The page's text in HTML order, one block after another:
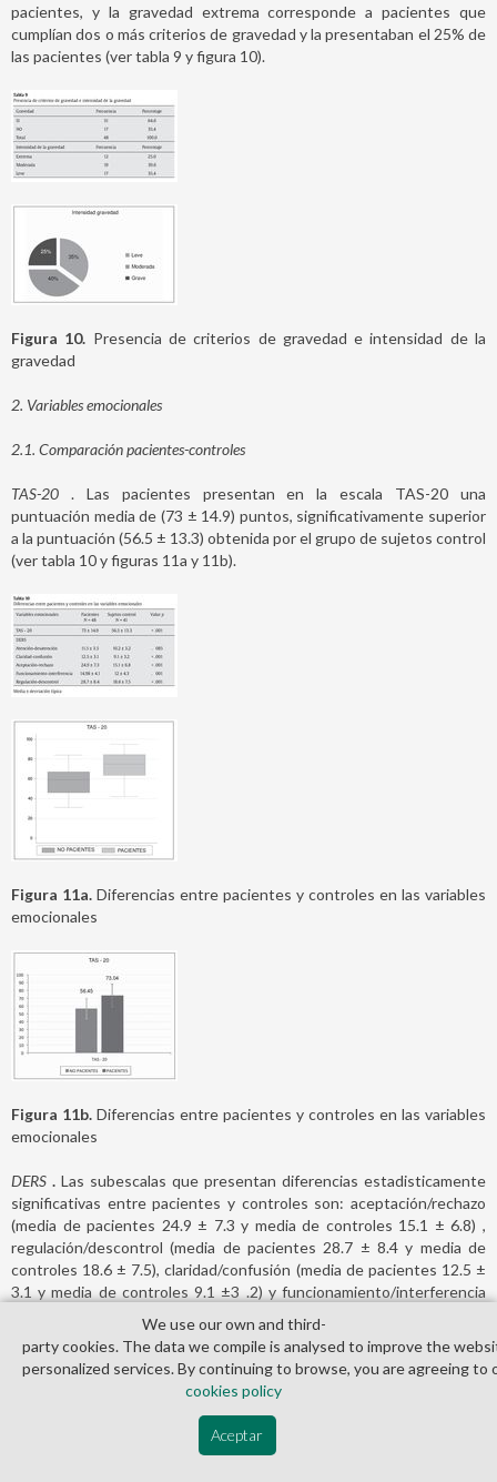
pacientes, y la gravedad extrema corresponde a pacientes que
cumplían dos o más criterios de gravedad y la presentaban el 25% de
las pacientes (ver tabla 9 y figura 10).
Figura 10. Presencia de criterios de gravedad e intensidad de la
gravedad
2. Variables emocionales
2.1. Comparación pacientes-controles
TAS-20 . Las pacientes presentan en la escala TAS-20 una
puntuación media de (73 ± 14.9) puntos, significativamente superior
a la puntuación (56.5 ± 13.3) obtenida por el grupo de sujetos control
(ver tabla 10 y figuras 11a y 11b).
Figura 11a. Diferencias entre pacientes y controles en las variables
emocionales
Figura 11b. Diferencias entre pacientes y controles en las variables
emocionales
DERS . Las subescalas que presentan diferencias estadisticamente
significativas entre pacientes y controles son: aceptación/rechazo
(media de pacientes 24.9 ± 7.3 y media de controles 15.1 ± 6.8) ,
regulación/descontrol (media de pacientes 28.7 ± 8.4 y media de
controles 18.6 ± 7.5), claridad/confusión (media de pacientes 12.5 ±
3.1 y media de controles 9.1 ±3 .2) y funcionamiento/interferencia
atención/ desatención 11.5 ± 3.5 y 10.2 ±3.2, que no presenta
diferencias significativas entre pacientes y controles (ver tabla 10 y
figuras 12a y 12b).
We use our own and third­
party cookies. The data we compile is analysed to improve the
personalized services. By continuing to browse, you are agreeing to
cookies policy
Aceptar